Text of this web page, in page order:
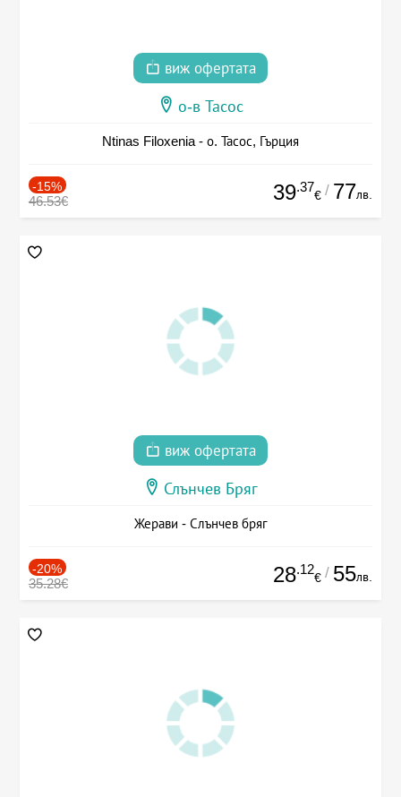
виж офертата
о-в Тасос
Ntinas Filoxenia - о. Тасос, Гърция
-15%
46.53€ 39.37
€ / 77лв.
виж офертата
Слънчев Бряг
Жерави - Слънчев бряг
-20%
35.28€ 28.12
€ / 55лв.